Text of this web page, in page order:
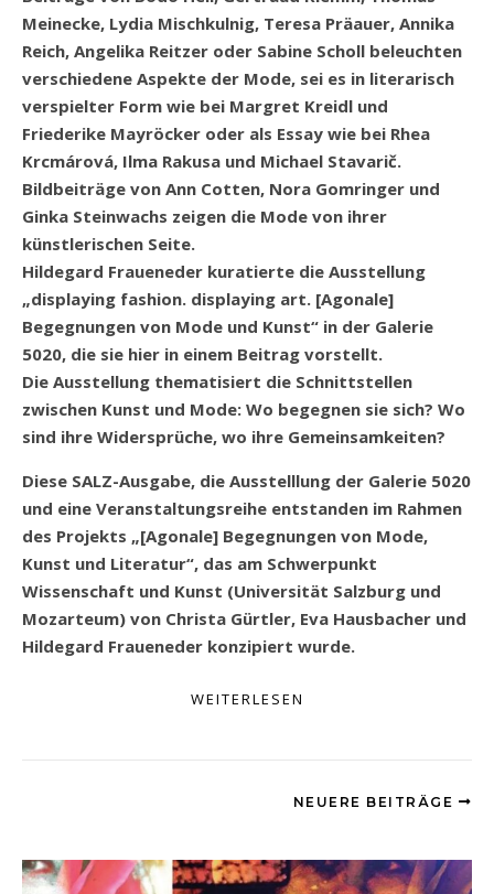
Meinecke, Lydia Mischkulnig, Teresa Präauer, Annika
Reich, Angelika Reitzer oder Sabine Scholl beleuchten
verschiedene Aspekte der Mode, sei es in literarisch
verspielter Form wie bei Margret Kreidl und
Friederike Mayröcker oder als Essay wie bei Rhea
Krcmárová, Ilma Rakusa und Michael Stavarič.
Bildbeiträge von Ann Cotten, Nora Gomringer und
Ginka Steinwachs zeigen die Mode von ihrer
künstlerischen Seite.
Hildegard Fraueneder kuratierte die Ausstellung
„displaying fashion. displaying art. [Agonale]
Begegnungen von Mode und Kunst“ in der Galerie
5020, die sie hier in einem Beitrag vorstellt.
Die Ausstellung thematisiert die Schnittstellen
zwischen Kunst und Mode: Wo begegnen sie sich? Wo
sind ihre Widersprüche, wo ihre Gemeinsamkeiten?
Diese SALZ-Ausgabe, die Ausstelllung der Galerie 5020
und eine Veranstaltungsreihe entstanden im Rahmen
des Projekts „[Agonale] Begegnungen von Mode,
Kunst und Literatur“, das am Schwerpunkt
Wissenschaft und Kunst (Universität Salzburg und
Mozarteum) von Christa Gürtler, Eva Hausbacher und
Hildegard Fraueneder konzipiert wurde.
WEITERLESEN
NEUERE BEITRÄGE